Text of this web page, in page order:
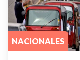
NACIONALES